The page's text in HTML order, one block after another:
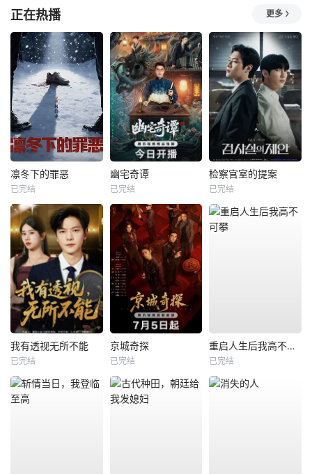
正在热播 更多
凛冬下的罪恶
已完结
幽宅奇谭
已完结
检察官室的提案
已完结
我有透视无所不能
已完结
京城奇探
已完结
重启人生后我高不可攀
已完结